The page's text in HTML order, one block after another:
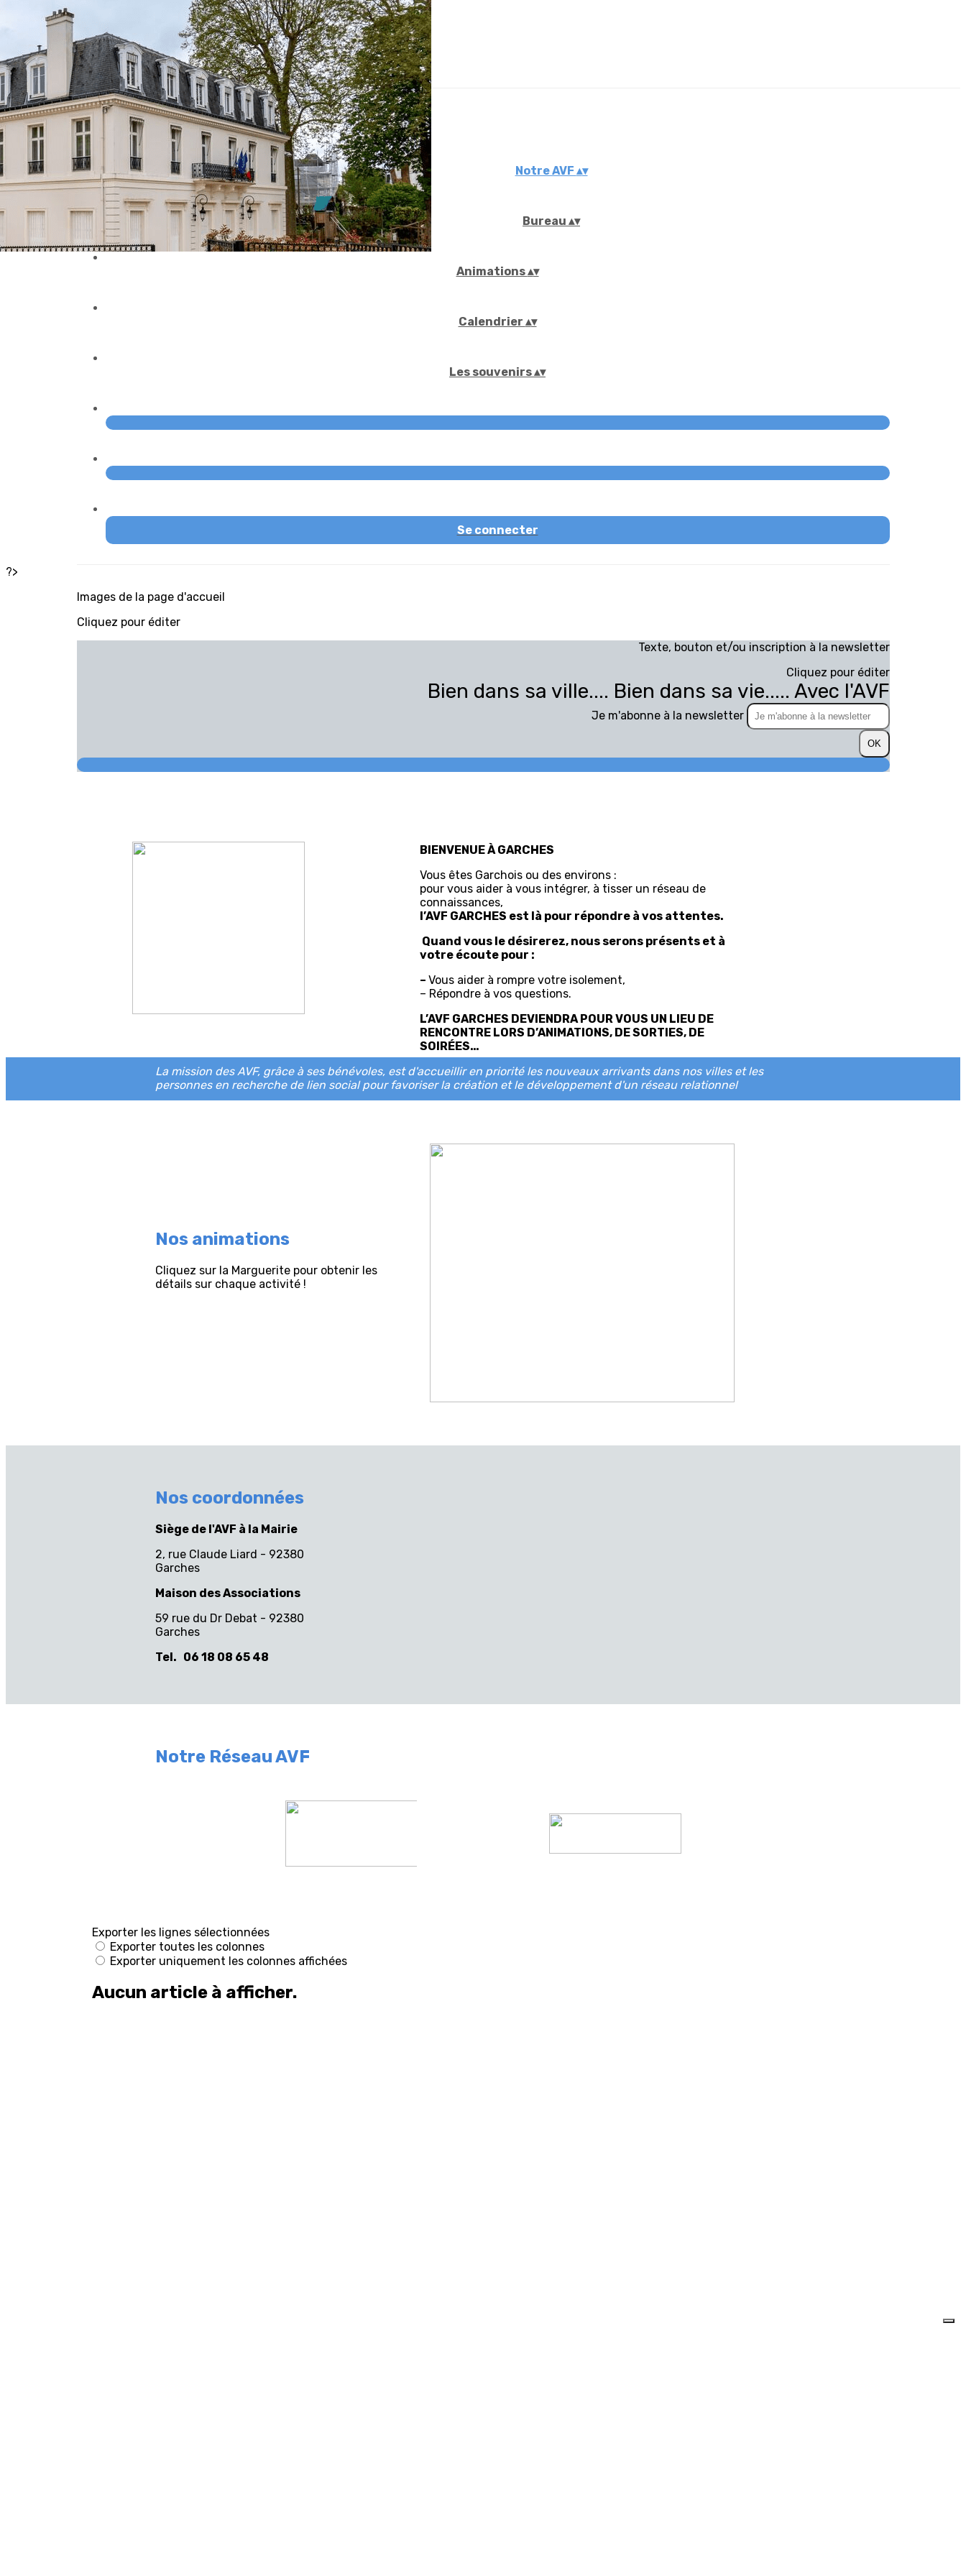
Exporter les lignes sélectionnées
Exporter toutes les colonnes
Exporter uniquement les colonnes affichées
Menu
Ajoutez un logo, un bouton, des réseaux sociaux
Cliquez pour éditer
Notre AVF ▴▾
Bureau ▴▾
Animations▴▾
Calendrier ▴▾
Les souvenirs▴▾
Se connecter
?>
Images de la page d'accueil
Cliquez pour éditer
Texte, bouton et/ou inscription à la newsletter
Cliquez pour éditer
Bien dans sa ville.... Bien dans sa vie..... Avec l'AVF
Je m'abonne à la newsletter
OK
BIENVENUE À GARCHES
Vous êtes Garchois ou des environs :
pour vous aider à vous intégrer, à tisser un réseau de
connaissances,
l’AVF GARCHES est là pour répondre à vos attentes.
Quand vous le désirerez, nous serons présents et à
votre écoute pour :
– Vous aider à rompre votre isolement,
– Répondre à vos questions.
L’AVF GARCHES DEVIENDRA POUR VOUS UN LIEU DE
RENCONTRE LORS D’ANIMATIONS, DE SORTIES, DE
SOIRÉES…
La mission des AVF, grâce à ses bénévoles, est d'accueillir en priorité les nouveaux arrivants dans nos villes et les
personnes en recherche de lien social pour favoriser la création et le développement d'un réseau relationnel
Nos animations
Cliquez sur la Marguerite pour obtenir les
détails sur chaque activité !
Nos coordonnées
Siège de l'AVF à la Mairie
2, rue Claude Liard - 92380
Garches
Maison des Associations
59 rue du Dr Debat - 92380
Garches
Tel. 06 18 08 65 48
Notre Réseau AVF